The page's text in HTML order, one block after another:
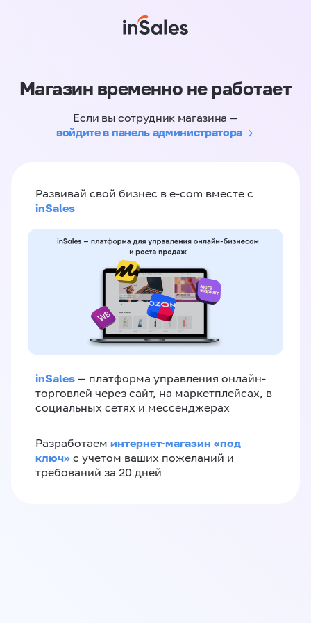
Магазин временно не работает
Если вы сотрудник магазина —
войдите в панель администратора
Развивай свой бизнес в e-com вместе с
inSales
inSales — платформа управления онлайн-
торговлей через сайт, на маркетплейсах, в
социальных сетях и мессенджерах
Разработаем интернет-магазин «‎под
ключ»‎ с учетом ваших пожеланий и
требований за 20 дней